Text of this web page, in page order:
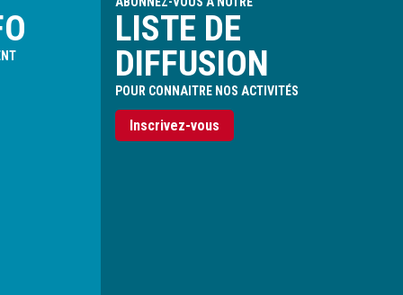
LISTE DE
DIFFUSION
POUR CONNAITRE NOS ACTIVITÉS
Inscrivez-vous